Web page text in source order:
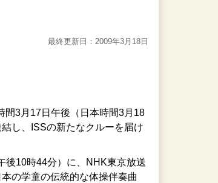
最終更新日：2009年3月18日
間3月17日午後（日本時間3月18
し、ISSの新たなクルーを届け
後10時44分）に、NHK東京放送
の学童の伝統的な体操伴奏曲